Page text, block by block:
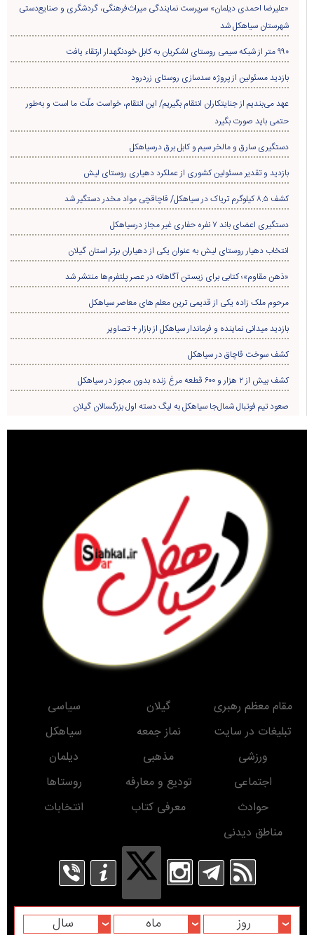
«علیرضا احمدی دیلمان» سرپرست نمایندگی میراث‌فرهنگی، گردشگری و صنایع‌دستی
شهرستان سیاهکل شد
۹۹۰ متر از شبکه سیمی روستای لشکریان به کابل خودنگهدار ارتقاء یافت
بازدید مسئولین از پروژه سدسازی روستای زردرود
عهد می‌بندیم از جنایتکاران انتقام بگیریم/ این انتقام، خواست ملّت ما است و به‌طور
حتمی باید صورت بگیرد
دستگیری سارق و مالخر سیم و کابل برق درسیاهکل
بازدید و تقدیر مسئولین کشوری از عملکرد دهیاری روستای لیش
کشف ۸.۵ کیلوگرم تریاک در سیاهکل/ قاچاقچی مواد مخدر دستگیر شد
دستگیری اعضای باند ۷ نفره حفاری غير مجاز درسیاهکل
انتخاب دهیار روستای لیش به عنوان یکی از دهیاران برتر استان گیلان
«ذهن مقاوم»؛ کتابی برای زیستن آگاهانه در عصر پلتفرم‌ها منتشر شد
مرحوم ملک زاده یکی از قدیمی ترین معلم های معاصر سیاهکل
بازدید میدانی نماینده و فرماندار سیاهکل از بازار + تصاویر
کشف سوخت قاچاق در سياهکل
کشف بیش از ۲ هزار و ۶۰۰ قطعه مرغ زنده بدون مجوز در سیاهکل
صعود تیم فوتبال شمال‌جا‌ سیاهکل به لیگ دسته اول بزرگسالان گیلان
مقام معظم رهبری گیلان
سیاسی
تبلیغات در سایت
نماز جمعه
سیاهکل
ورزشی
مذهبی
دیلمان
اجتماعی
تودیع و معارفه
روستاها
حوادث
معرفی کتاب
انتخابات
مناطق دیدنی
روز ماه سال